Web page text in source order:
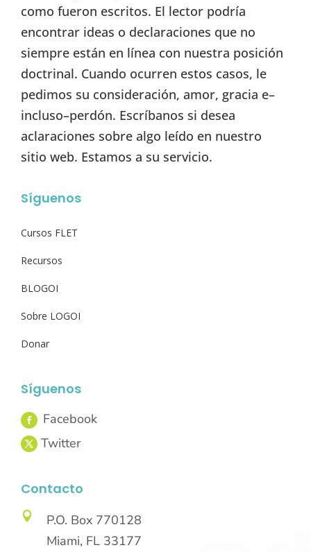
como fueron escritos. El lector podría
encontrar ideas o declaraciones que no
siempre están en línea con nuestra posición
doctrinal. Cuando ocurren estos casos, le
pedimos su consideración, amor, gracia e–
incluso–perdón. Escríbanos si desea
aclaraciones sobre algo leído en nuestro
sitio web. Estamos a su servicio.
Síguenos
Cursos FLET
Recursos
BLOGOI
Sobre LOGOI
Donar
Síguenos
Contacto

P.O. Box 770128
Miami, FL 33177